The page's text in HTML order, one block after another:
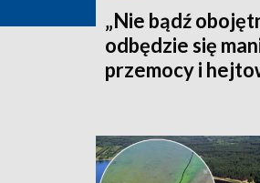
„Nie bądź
odbędzie się
przemocy i